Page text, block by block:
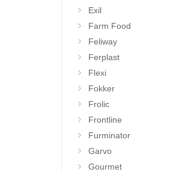
Exil
Farm Food
Feliway
Ferplast
Flexi
Fokker
Frolic
Frontline
Furminator
Garvo
Gourmet